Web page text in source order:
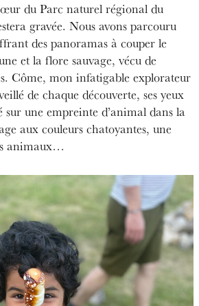
du Parc naturel régional du
gravée. Nous avons parcouru
des panoramas à couper le
et la flore sauvage, vécu de
Côme, mon infatigable explorateur
de chaque découverte, ses yeux
sur une empreinte d’animal dans la
aux couleurs chatoyantes, une
animaux…